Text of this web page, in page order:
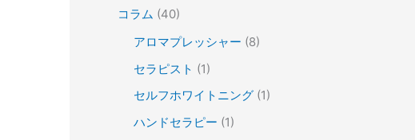
コラム (40)
アロマプレッシャー (8)
セラピスト (1)
セルフホワイトニング (1)
ハンドセラピー (1)